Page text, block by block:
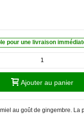
pour une livraison
Ajouter au panier
au goût de gingembre. La